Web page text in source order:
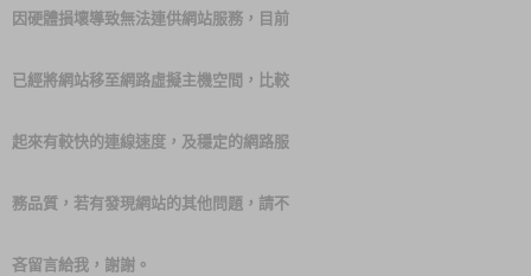
因硬體損壞導致無法連供網站服務，目前
已經將網站移至網路虛擬主機空間，比較
起來有較快的連線速度，及穩定的網路服
務品質，若有發現網站的其他問題，請不
吝留言給我，謝謝。